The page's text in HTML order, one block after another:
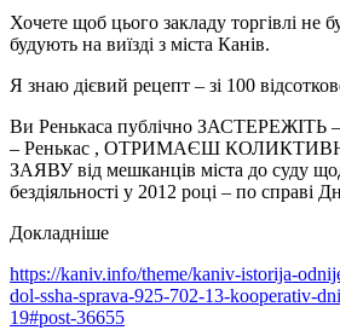
Хочете щоб цього закладу торгівлі не
будують на виїзді з міста Канів.
Я знаю дієвий рецепт – зі 100
Ви Ренькаса публічно ЗАСТЕРЕЖІТЬ –
– Ренькас , ОТРИМАЄШ
ЗАЯВУ від мешканців міста до суду
бездіяльності у 2012 році – по справі
Докладніше
https://kaniv.info/theme/kaniv-istorija-
dol-ssha-sprava-925-702-13-kooperativ-
19#post-36655